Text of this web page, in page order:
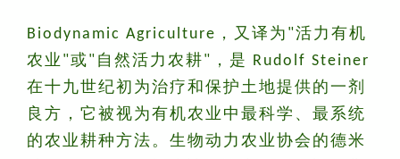
Biodynamic Agriculture，又译为"活力有机
农业"或"自然活力农耕"，是 Rudolf Steiner
在十九世纪初为治疗和保护土地提供的一剂
良方，它被视为有机农业中最科学、最系统
的农业耕种方法。生物动力农业协会的德米